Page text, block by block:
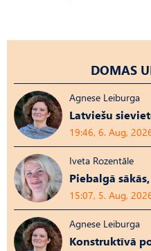
DOMAS
Agnese Leiburga
Latviešu
19:46, 6. Aug,
Iveta Rozentāle
Piebalgā
15:07, 5. Aug,
Agnese Leiburga
Konstruktīvā